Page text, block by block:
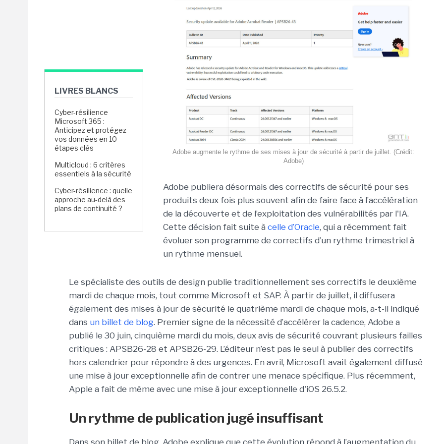
LIVRES BLANCS
Cyber-résilience
Microsoft 365 :
Anticipez et protégez
vos données en 10
étapes clés
Multicloud : 6 critères
essentiels à la sécurité
Cyber-résilience : quelle
approche au-delà des
plans de continuité ?
Adobe augmente le rythme de ses mises à jour de sécurité à partir de juillet. (Crédit:
Adobe)
Adobe publiera désormais des correctifs de sécurité pour ses
produits deux fois plus souvent afin de faire face à l’accélération
de la découverte et de l’exploitation des vulnérabilités par l'IA.
Cette décision fait suite à celle d’Oracle, qui a récemment fait
évoluer son programme de correctifs d’un rythme trimestriel à
un rythme mensuel.
Le spécialiste des outils de design publie traditionnellement ses correctifs le deuxième
mardi de chaque mois, tout comme Microsoft et SAP. À partir de juillet, il diffusera
également des mises à jour de sécurité le quatrième mardi de chaque mois, a-t-il indiqué
dans un billet de blog. Premier signe de la nécessité d’accélérer la cadence, Adobe a
publié le 30 juin, cinquième mardi du mois, deux avis de sécurité couvrant plusieurs failles
critiques : APSB26-28 et APSB26-29. L’éditeur n’est pas le seul à publier des correctifs
hors calendrier pour répondre à des urgences. En avril, Microsoft avait également diffusé
une mise à jour exceptionnelle afin de contrer une menace spécifique. Plus récemment,
Apple a fait de même avec une mise à jour exceptionnelle d'iOS 26.5.2.
Un rythme de publication jugé insuffisant
Dans son billet de blog, Adobe explique que cette évolution répond à l’augmentation du